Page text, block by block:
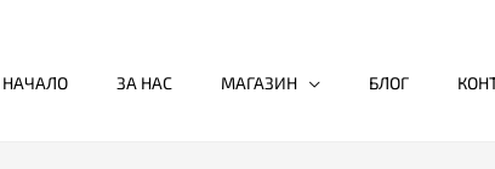
НАЧАЛО ЗА НАС МАГАЗИН БЛОГ